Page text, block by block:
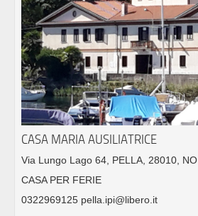
CASA MARIA AUSILIATRICE
Via Lungo Lago 64, PELLA, 28010, NO
CASA PER FERIE
0322969125 pella.ipi@libero.it